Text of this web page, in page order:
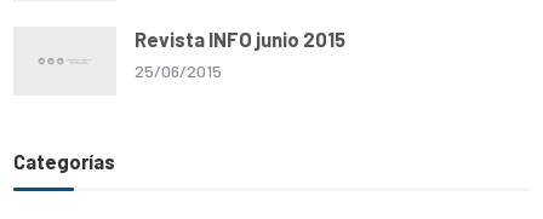
Revista INFO junio 2015
25/06/2015
Categorías